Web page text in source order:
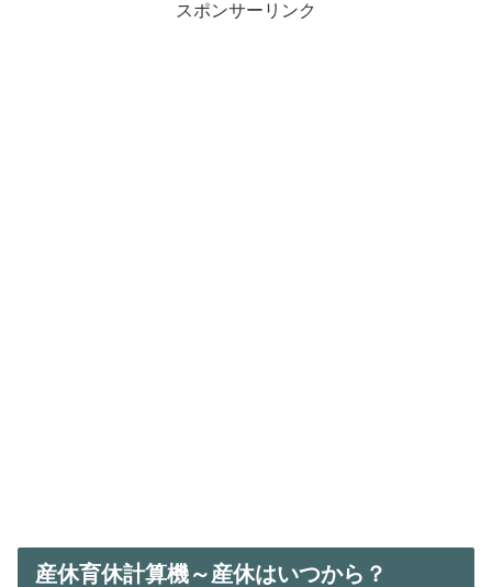
スポンサーリンク
産休育休計算機～産休はいつから？